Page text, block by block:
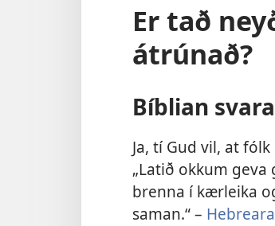
Er tað
átrúnað?
Bíblian
Ja, tí Gud vil, at
„Latið okkum
brenna í kærleika
saman.“ –